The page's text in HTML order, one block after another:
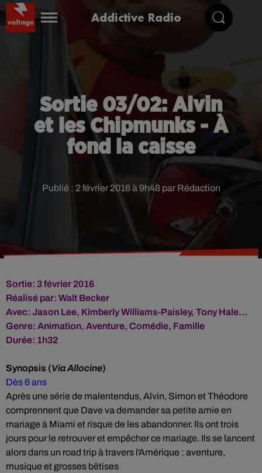
Addictive Radio
Sortie 03/02: Alvin
et les Chipmunks - À
fond la caisse
Publié : 2 février 2016 à 9h48 par Rédaction
Sortie: 3 février 2016
Réalisé par: Walt Becker
Avec: Jason Lee, Kimberly Williams-Paisley, Tony Hale...
Genre: Animation, Aventure, Comédie, Famille
Durée: 1h32
Synopsis (Via Allocine)
Dès 6 ans
Après une série de malentendus, Alvin, Simon et Théodore
comprennent que Dave va demander sa petite amie en
mariage à Miami et risque de les abandonner. Ils ont trois
jours pour le retrouver et empêcher ce mariage. Ils se lancent
alors dans un road trip à travers l'Amérique : aventure,
musique et grosses bêtises